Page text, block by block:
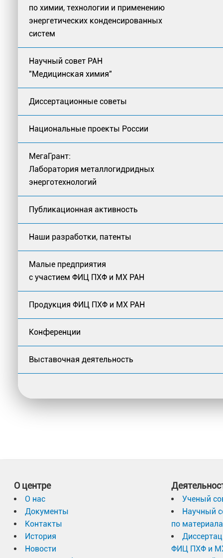
по химии, технологии и применению
энергетических конденсированных
систем
Научный совет РАН
"Медицинская химия"
Диссертационные советы
Национальные проекты России
МегаГрант:
Лаборатория металлогидридных
энерготехнологий
Публикационная активность
Наши разработки, патенты
Малые предприятия
с участием ФИЦ ПХФ и МХ РАН
Продукция ФИЦ ПХФ и МХ РАН
Конференции
Выставочная деятельность
О центре
О нас
Документы
Контакты
История
Новости
Ученый
Научный
по
ФИЦ ПХФ и